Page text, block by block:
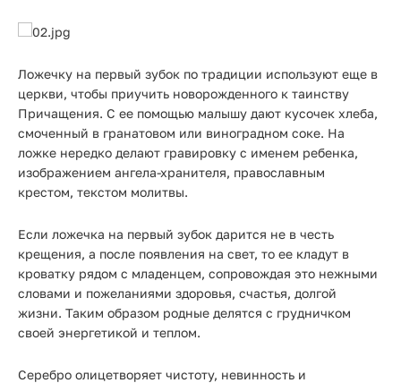
Ложечку на первый зубок по традиции используют еще в
церкви, чтобы приучить новорожденного к таинству
Причащения. С ее помощью малышу дают кусочек хлеба,
смоченный в гранатовом или виноградном соке. На
ложке нередко делают гравировку с именем ребенка,
изображением ангела-хранителя, православным
крестом, текстом молитвы.
Если ложечка на первый зубок дарится не в честь
крещения, а после появления на свет, то ее кладут в
кроватку рядом с младенцем, сопровождая это нежными
словами и пожеланиями здоровья, счастья, долгой
жизни. Таким образом родные делятся с грудничком
своей энергетикой и теплом.
Серебро олицетворяет чистоту, невинность и